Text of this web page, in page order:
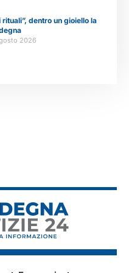
rituali”, dentro un gioiello la
2026